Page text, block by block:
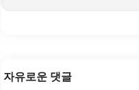
자유로운 댓글